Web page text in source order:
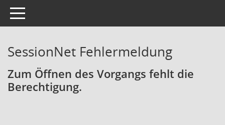
Toggle navigation
SessionNet Fehlermeldung
Zum Öffnen des Vorgangs fehlt die
Berechtigung.